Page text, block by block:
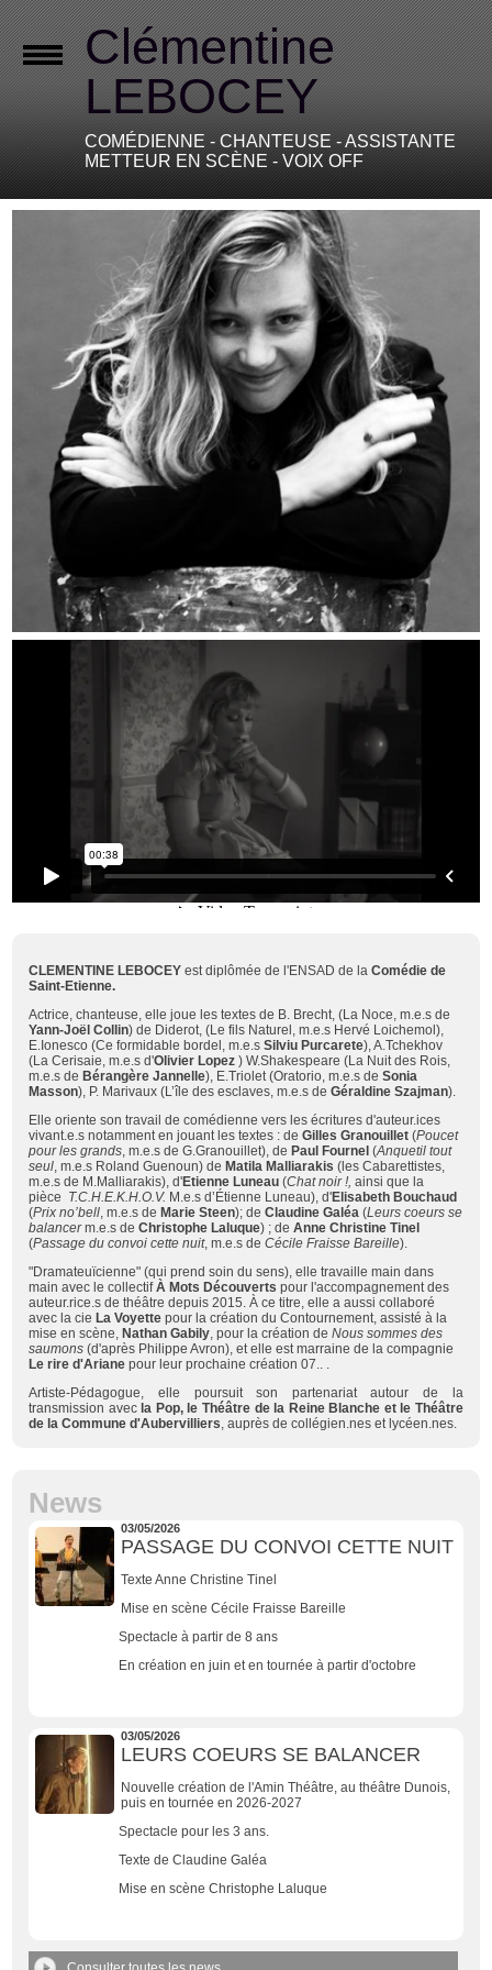
Clémentine
LEBOCEY
COMÉDIENNE - CHANTEUSE - ASSISTANTE
METTEUR EN SCÈNE - VOIX OFF
CLEMENTINE LEBOCEY est diplômée de l'ENSAD de laComédie de
Saint-Etienne.
Actrice, chanteuse, elle joue les textes de B. Brecht, (La Noce, m.e.s de
Yann-Joël Collin)de Diderot, (Le fils Naturel , m.e.s Hervé Loichemol),
E.Ionesco (Ce formidable bordel , m.e.sSilviu Purcarete),A.Tchekhov
(La Cerisaie, m.e.s d'Olivier Lopez ) W.Shakespeare (La Nuit des Rois,
m.e.s de Bérangère Jannelle), E.Triolet (Oratorio,m.e.s de Sonia
Masson), P. Marivaux (L’île des esclaves, m.e.s deGéraldine Szajman).
Elle oriente son travail de comédienne vers les écritures d'auteur.ices
vivant.e.s notamment en jouant les textes : de Gilles Granouillet (Poucet
pour les grands,m.e.s deG.Granouillet), de Paul Fournel (Anquetil tout
seul, m.e.s Roland Guenoun) de Matila Malliarakis ( les Cabarettistes,
m.e.s de M.Malliarakis), d'Etienne Luneau (Chatnoir !, ainsi que la
pièce T.C.H.E.K.H.O.V. M.e.s d’ Étienne Luneau),d'Elisabeth Bouchaud
(Prix no’bell,m.e.s de Marie Steen); deClaudine Galéa (Leurs coeurs se
balancerm.e.s deChristophe Laluque) ; deAnne Christine Tinel
(Passage du convoi cette nuit, m.e.s deCécile Fraisse Bareille).
"Dramateuïcienne" (qui prend soin du sens), elle travaille main dans
main avec lecollectifÀ Mots Découverts pour l'accompagnement des
auteur.rice.s de théâtre depuis 2015. À ce titre, elle a aussi collaboré
avec la cie La Voyette pour la création duContournement,assisté à la
mise en scène, Nathan Gabily, pour la création deNous sommes des
saumons (d'après Philippe Avron), et elle est marraine de lacompagnie
Le rire d'Ariane pour leur prochaine création 07.. .
Artiste-Pédagogue, elle poursuit son partenariat autour de la
transmission avec la Pop, le Théâtre de la Reine Blanche et le Théâtre
de la Communed'Aubervilliers,auprès de collégien.nes et lycéen.nes.
News
03/05/2026
PASSAGE DU CONVOI CETTE NUIT
Texte Anne Christine Tinel
Mise en scène Cécile Fraisse Bareille
Spectacle à partir de 8 ans
En création en juin et en tournée à partir d'octobre
03/05/2026
LEURS COEURS SE BALANCER
Nouvelle création de l'Amin Théâtre, au théâtre Dunois,
puis en tournée en 2026-2027
Spectacle pour les 3 ans.
Texte de Claudine Galéa
Mise en scène Christophe Laluque